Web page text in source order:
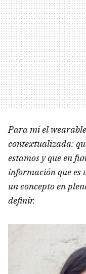
Para mí el
contextualizada:
estamos y que en
información que es
un concepto en
definir.